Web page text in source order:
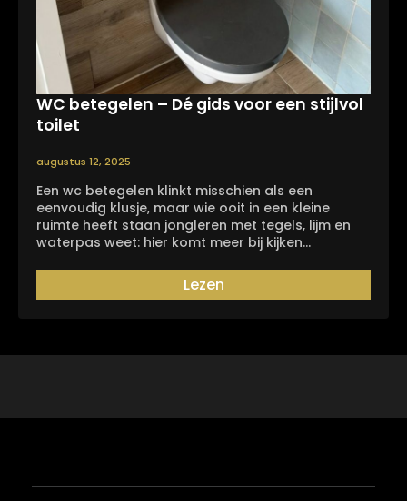
WC betegelen – Dé gids voor een stijlvol
toilet
augustus 12, 2025
Een wc betegelen klinkt misschien als een
eenvoudig klusje, maar wie ooit in een kleine
ruimte heeft staan jongleren met tegels, lijm en
waterpas weet: hier komt meer bij kijken…
Lezen